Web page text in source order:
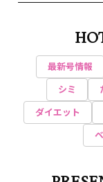
最新号情報
シミ
ダイエット